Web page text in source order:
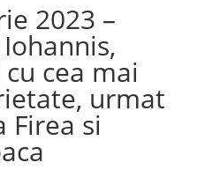
2023 –
cea mai
urmat
Firea si